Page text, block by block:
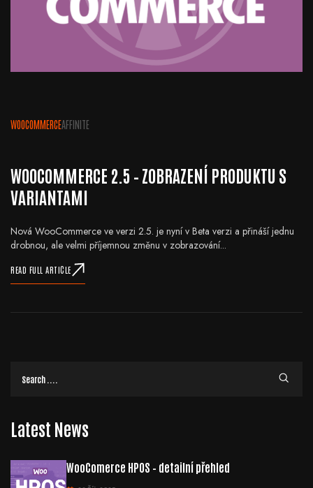
WOOCOMMERCEAFFINITE
WOOCOMMERCE 2.5 – ZOBRAZENÍ PRODUKTU S
VARIANTAMI
Nová WooCommerce ve verzi 2.5. je nyní v Beta verzi a přináší jednu
drobnou, ale velmi příjemnou změnu v zobrazování...
READ FULL ARTICLE
Latest News
WooComerce HPOS – detailní přehled